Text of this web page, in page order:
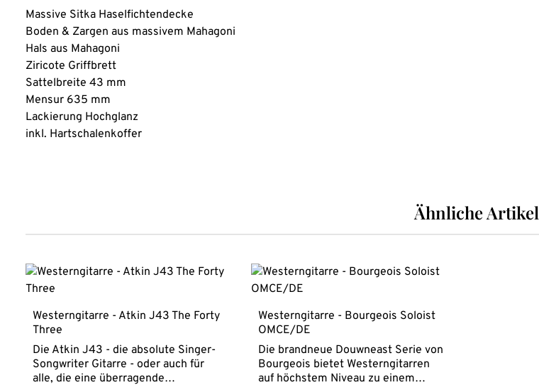
Massive Sitka Haselfichtendecke
Boden & Zargen aus massivem Mahagoni
Hals aus Mahagoni
Ziricote Griffbrett
Sattelbreite 43 mm
Mensur 635 mm
Lackierung Hochglanz
inkl. Hartschalenkoffer
Ähnliche Artikel
Produktgalerie überspringen
Westerngitarre - Atkin J43 The Forty
Three
Die Atkin J43 - die absolute Singer-
Songwriter Gitarre - oder auch für
alle, die eine überragende
Westerngitarre - Bourgeois Soloist
OMCE/DE
Die brandneue Douwneast Serie von
Bourgeois bietet Westerngitarren
auf höchstem Niveau zu einem